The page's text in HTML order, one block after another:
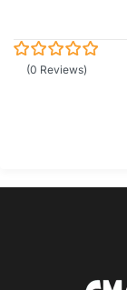
(0 Reviews)